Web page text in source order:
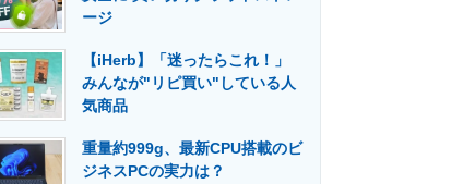
を支援
ージ
【iHerb】「迷ったらこれ！」
みんなが"リピ買い"している人
気商品
重量約999g、最新CPU搭載のビ
ジネスPCの実力は？